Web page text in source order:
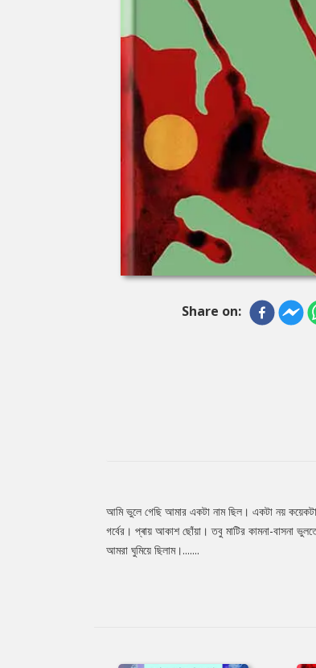
Share on:
Tab
আমি ভুলে গেছি আমার একটা নাম ছিল। একটা নয়
গর্বের। প্ৰায় আকাশ ছোঁয়া। তবু মাটির কামনা-বাসনা
আমরা ঘুমিয়ে ছিলাম।.......